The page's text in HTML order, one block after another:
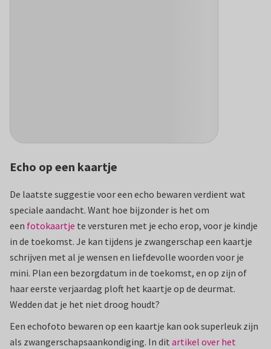
Echo op een kaartje
De laatste suggestie voor een echo bewaren verdient wat
speciale aandacht. Want hoe bijzonder is het om
een fotokaartje te versturen met je echo erop, voor je kindje
in de toekomst. Je kan tijdens je zwangerschap een kaartje
schrijven met al je wensen en liefdevolle woorden voor je
mini. Plan een bezorgdatum in de toekomst, en op zijn of
haar eerste verjaardag ploft het kaartje op de deurmat.
Wedden dat je het niet droog houdt?
Een echofoto bewaren op een kaartje kan ook superleuk zijn
als zwangerschapsaankondiging. In dit artikel over het